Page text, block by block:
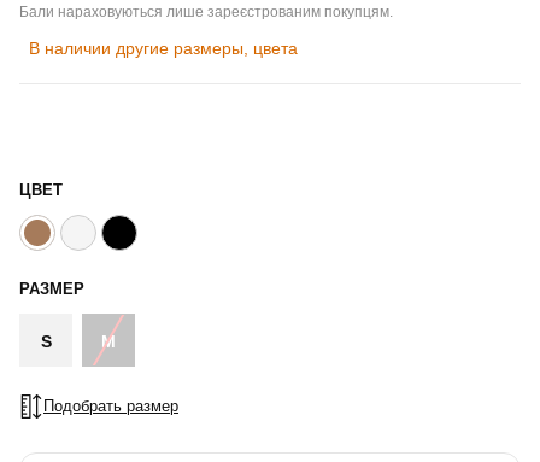
Бали нараховуються лише зареєстрованим покупцям.
В наличии другие размеры, цвета
ЦВЕТ
РАЗМЕР
S M
Подобрать размер